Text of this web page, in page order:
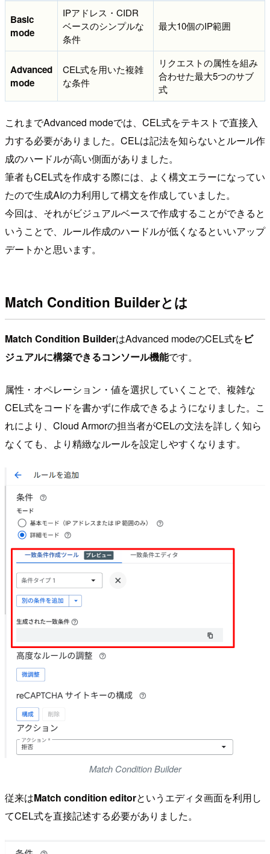
Basic
mode
IPアドレス・CIDR
ベースのシンプルな
条件
最大10個のIP範囲
Advanced
mode
CEL式を用いた複雑
な条件
リクエストの属性を組み
合わせた最大5つのサブ
式
これまでAdvanced modeでは、CEL式をテキストで直接入
力する必要がありました。CELは記法を知らないとルール作
成のハードルが高い側面がありました。
筆者もCEL式を作成する際には、よく構文エラーになってい
たので生成AIの力利用して構文を作成していました。
今回は、それがビジュアルベースで作成することができると
いうことで、ルール作成のハードルが低くなるといいアップ
デートかと思います。
Match Condition Builderとは
Match Condition BuilderはAdvanced modeのCEL式をビ
ジュアルに構築できるコンソール機能です。
属性・オペレーション・値を選択していくことで、複雑な
CEL式をコードを書かずに作成できるようになりました。こ
れにより、Cloud Armorの担当者がCELの文法を詳しく知ら
なくても、より精緻なルールを設定しやすくなります。
Match Condition Builder
従来はMatch condition editorというエディタ画面を利用し
てCEL式を直接記述する必要がありました。